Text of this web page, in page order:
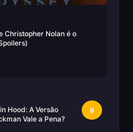
Christopher Nolan é o
Hood: A Versão
Vale a Pena?
6